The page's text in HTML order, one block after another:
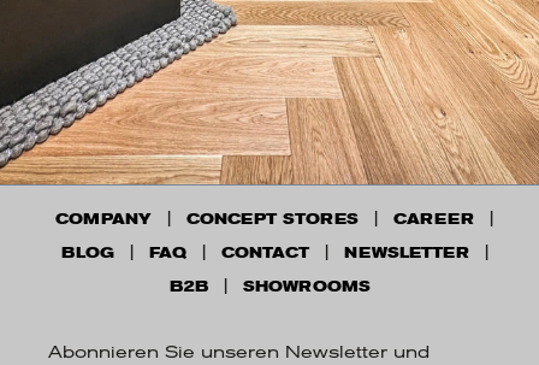
COMPANY CONCEPT STORES
CAREER
BLOG
FAQ CONTACT
NEWSLETTER
B2B
SHOWROOMS
Abonnieren Sie unseren Newsletter und